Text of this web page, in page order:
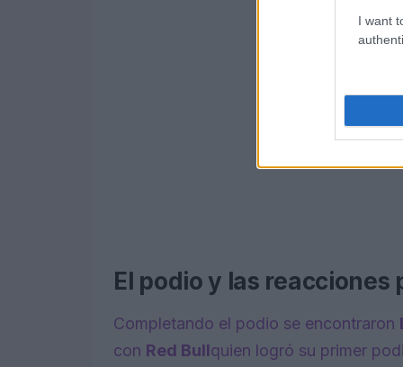
I want
El podio y las
Completando el podio se encontraron
con Red Bullquien logró su primer